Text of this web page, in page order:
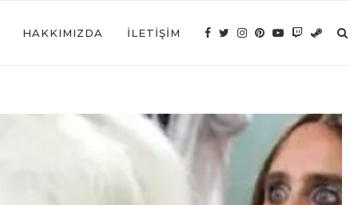
HAKKIMIZDA İLETIŞIM